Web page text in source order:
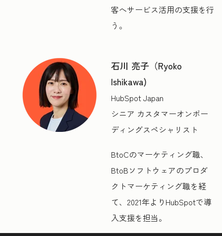
客へサービス活用の支援を行
う。
石川 亮子（Ryoko
Ishikawa)
HubSpot Japan
シニア カスタマーオンボー
ディングスペシャリスト
BtoCのマーケティング職、
BtoBソフトウェアのプロダ
クトマーケティング職を経
て、2021年よりHubSpotで導
入支援を担当。